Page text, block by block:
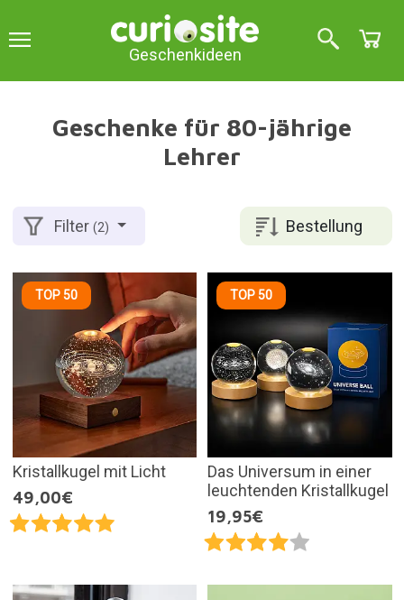
Geschenkideen
Geschenke für 80-jährige
Lehrer
Bestellung
Filter(2)
TOP 50
Kristallkugel mit Licht
49,00€
TOP 50
Das Universum in einer
leuchtenden Kristallkugel
19,95€